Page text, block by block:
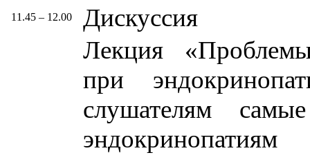
11.45 – 12.00 Дискуссия
Лекция
при
слушателям